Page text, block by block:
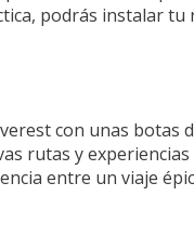
podrás instalar
con unas botas
rutas y
entre un viaje